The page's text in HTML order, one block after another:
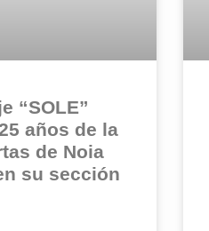
“SOLE”
años de la
de Noia
su sección